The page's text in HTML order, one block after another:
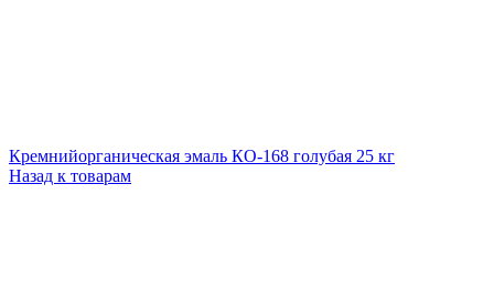
Кремнийорганическая эмаль КО-168 голубая 25 кг
Назад к товарам